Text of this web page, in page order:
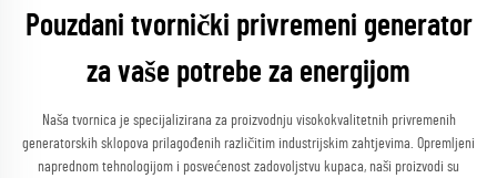
Pouzdani tvornički privremeni generator
za vaše potrebe za energijom
Naša tvornica je specijalizirana za proizvodnju visokokvalitetnih privremenih
generatorskih sklopova prilagođenih različitim industrijskim zahtjevima. Opremljeni
naprednom tehnologijom i posvećenost zadovoljstvu kupaca, naši proizvodi su